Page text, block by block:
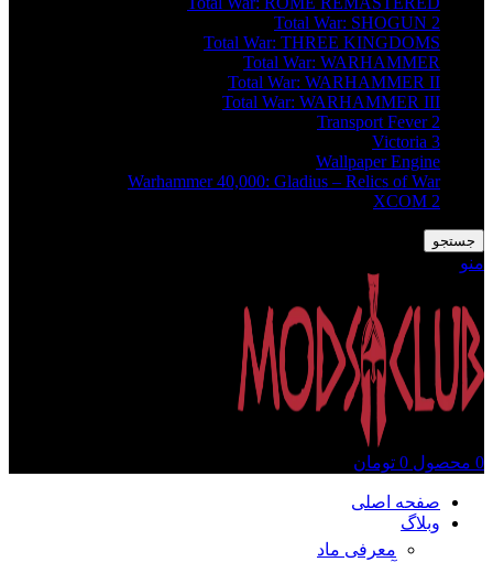
Total War: SHOGUN 2
Total War: THREE KINGDOMS
Total War: WARHAMMER
Total War: WARHAMMER II
Total War: WARHAMMER III
Transport Fever 2
Victoria 3
Wallpaper Engine
Warhammer 40,000: Gladius – Relics of War
XCOM 2
جستجو
منو
0 محصول 0 تومان
صفحه اصلی
وبلاگ
معرفی ماد